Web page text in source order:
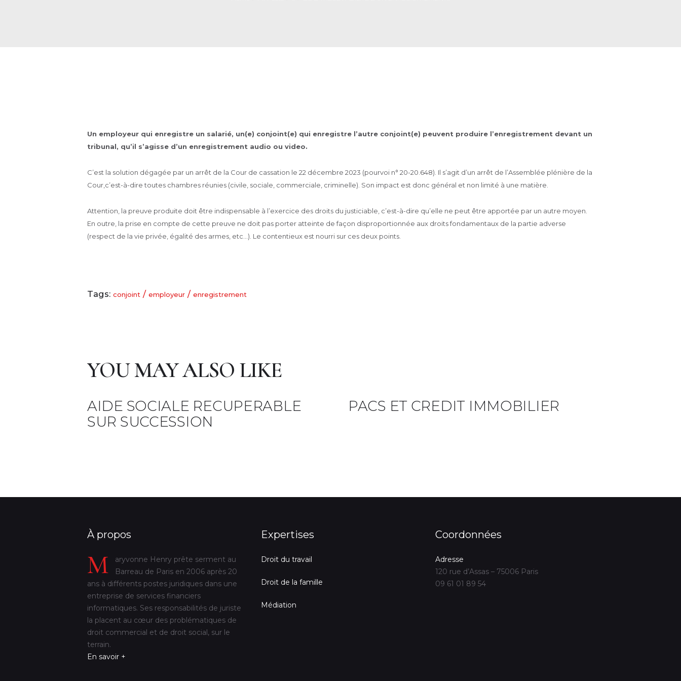
Un employeur qui enregistre un salarié, un(e) conjoint(e) qui enregistre l’autre conjoint(e) peuvent produire l’enregistrement devant un
tribunal, qu’il s’agisse d’un enregistrement audio ou video.
C’est la solution dégagée par un arrêt de la Cour de cassation le 22 décembre 2023 (pourvoi n° 20-20.648). Il s’agit d’un arrêt de l’Assemblée plénière de la
Cour,c’est-à-dire toutes chambres réunies (civile, sociale, commerciale, criminelle). Son impact est donc général et non limité à une matière.
Attention, la preuve produite doit être indispensable à l’exercice des droits du justiciable, c’est-à-dire qu’elle ne peut être apportée par un autre moyen.
En outre, la prise en compte de cette preuve ne doit pas porter atteinte de façon disproportionnée aux droits fondamentaux de la partie adverse
(respect de la vie privée, égalité des armes, etc…). Le contentieux est nourri sur ces deux points.
Tags: conjoint / employeur / enregistrement
YOU MAY ALSO LIKE
AIDE SOCIALE RECUPERABLE
SUR SUCCESSION
PACS ET CREDIT IMMOBILIER
À propos
M
aryvonne Henry prête serment au
Barreau de Paris en 2006 après 20
ans à différents postes juridiques dans une
entreprise de services financiers
informatiques. Ses responsabilités de juriste
la placent au cœur des problématiques de
droit commercial et de droit social, sur le
terrain.
En savoir +
Expertises
Droit du travail
Droit de la famille
Médiation
Coordonnées
Adresse
120 rue d’Assas – 75006 Paris
09 61 01 89 54